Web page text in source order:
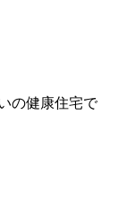
の健康住宅で